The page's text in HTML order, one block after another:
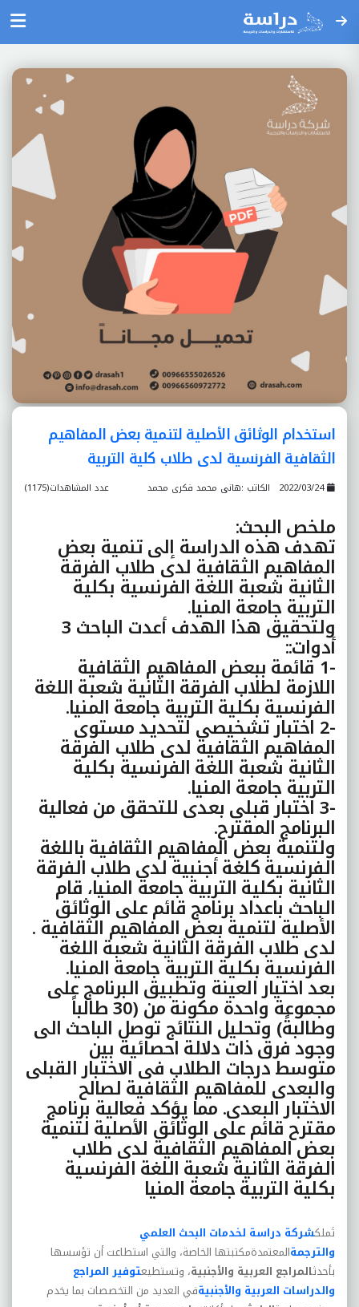
استخدام الوثائق الأصلية لتنمية بعض المفاهيم
الثقافية الفرنسية لدى طلاب کلية التربية
2022/03/24 عدد المشاهدات(1175) الكاتب :هانى محمد فکرى محمد
ملخص البحث:
تهدف هذه الدراسة إلى تنمية بعض
المفاهيم الثقافية لدى طلاب الفرقة
الثانية شعبة اللغة الفرنسية بکلية
التربية جامعة المنيا.
ولتحقيق هذا الهدف أعدت الباحث 3
أدوات::
-1 قائمة ببعض المفاهيم الثقافية
اللازمة لطلاب الفرقة الثانية شعبة اللغة
الفرنسية بکلية التربية جامعة المنيا.
-2 اختبار تشخيصى لتحديد مستوى
المفاهيم الثقافية لدى طلاب الفرقة
الثانية شعبة اللغة الفرنسية بکلية
التربية جامعة المنيا.
-3 اختبار قبلى بعدى للتحقق من فعالية
البرنامج المقترح.
ولتنمية بعض المفاهيم الثقافية باللغة
الفرنسية کلغة أجنبية لدى طلاب الفرقة
الثانية بکلية التربية جامعة المنيا، قام
الباحث باعداد برنامج قائم على الوثائق
الأصلية لتنمية بعض المفاهيم الثقافية .
لدى طلاب الفرقة الثانية شعبة اللغة
الفرنسية بکلية التربية جامعة المنيا.
بعد اختيار العينة وتطبيق البرنامج على
مجموعة واحدة مکونة من (30 طالباً
وطالبةً) وتحليل النتائج توصل الباحث الى
وجود فرق ذات دلالة احصائية بين
متوسط درجات الطلاب فى الاختبار القبلى
والبعدى للمفاهيم الثقافية لصالح
الاختبار البعدى. مما يؤکد فعالية برنامج
مقترح قائم على الوثائق الأصلية لتنمية
بعض المفاهيم الثقافية لدى طلاب
الفرقة الثانية شعبة اللغة الفرنسية
بکلية التربية جامعة المنيا
تَملكشركة دراسة لخدمات البحث العلمي
والترجمةالمعتمدةمكتبتها الخاصة، والتي استطاعت أن تؤسسها
بأحدثالمراجع العربية والأجنبية، وتستطيعتوفير المراجع
والدراسات العربية والأجنبيةفي العديد من التخصصات بما يخدم